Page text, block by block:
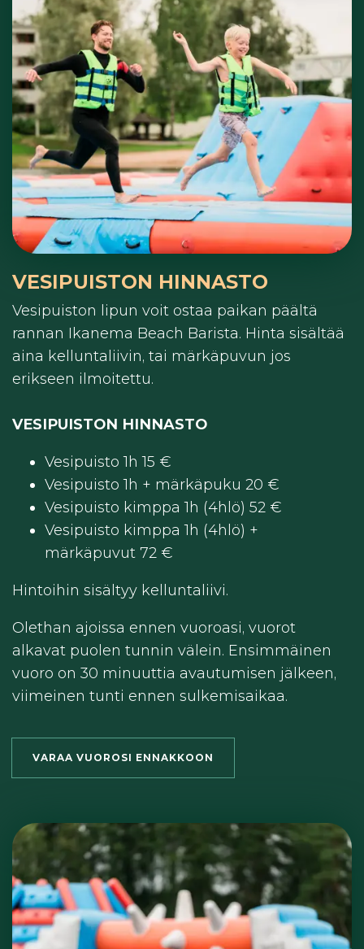
VESIPUISTON HINNASTO
Vesipuiston lipun voit ostaa paikan päältä
rannan Ikanema Beach Barista. Hinta sisältää
aina kelluntaliivin, tai märkäpuvun jos
erikseen ilmoitettu.
VESIPUISTON HINNASTO
Vesipuisto 1h 15 €
Vesipuisto 1h + märkäpuku 20 €
Vesipuisto kimppa 1h (4hlö) 52 €
Vesipuisto kimppa 1h (4hlö) +
märkäpuvut 72 €
Hintoihin sisältyy kelluntaliivi.
Olethan ajoissa ennen vuoroasi, vuorot
alkavat puolen tunnin välein. Ensimmäinen
vuoro on 30 minuuttia avautumisen jälkeen,
viimeinen tunti ennen sulkemisaikaa.
VARAA VUOROSI ENNAKKOON